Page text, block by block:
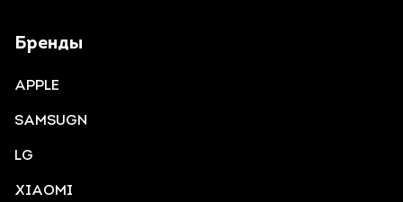
Бренды
APPLE
SAMSUGN
LG
XIAOMI